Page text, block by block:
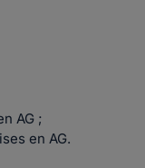
AG ;
en AG.